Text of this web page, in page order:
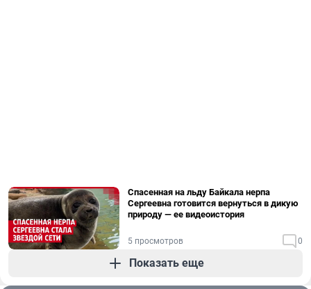
Спасенная на льду Байкала нерпа
Сергеевна готовится вернуться в дикую
природу — ее видеоистория
5 просмотров 0
Показать еще